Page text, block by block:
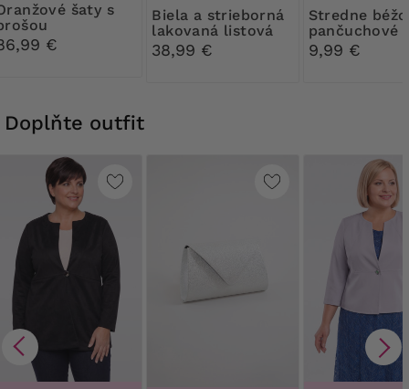
s
€
Biela a strieborná
lakovaná listová
kabelka
38,99 €
Stredne béžové
pančuchové
nohavice 30
Ribessa
9,99 €
Doplňte outfit